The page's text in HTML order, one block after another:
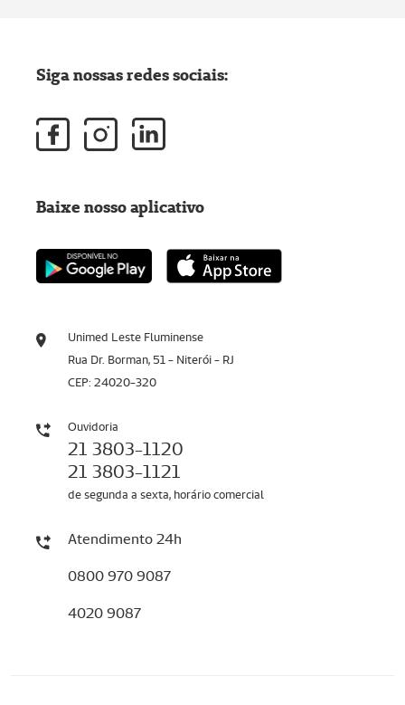
Unimed Leste Fluminense
Rua Dr. Borman, 51 - Niterói - RJ
CEP: 24020-320
Ouvidoria
21 3803-1120
21 3803-1121
de segunda a sexta, horário comercial
Atendimento 24h
0800 970 9087
4020 9087
Siga nossas redes sociais:
Baixe nosso aplicativo